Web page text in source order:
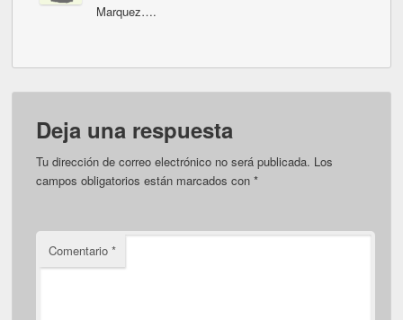
Marquez….
Deja una respuesta
Tu dirección de correo electrónico no será publicada. Los
campos obligatorios están marcados con*
Comentario*